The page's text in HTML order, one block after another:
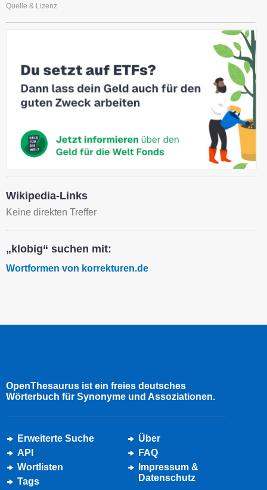
Quelle & Lizenz
Wikipedia-Links
Keine direkten Treffer
„klobig“ suchen mit:
Wortformen von korrekturen.de
OpenThesaurus ist ein freies deutsches
Wörterbuch für Synonyme und Assoziationen.
Erweiterte Suche
API
Wortlisten
Tags
Über
FAQ
Impressum &
Datenschutz